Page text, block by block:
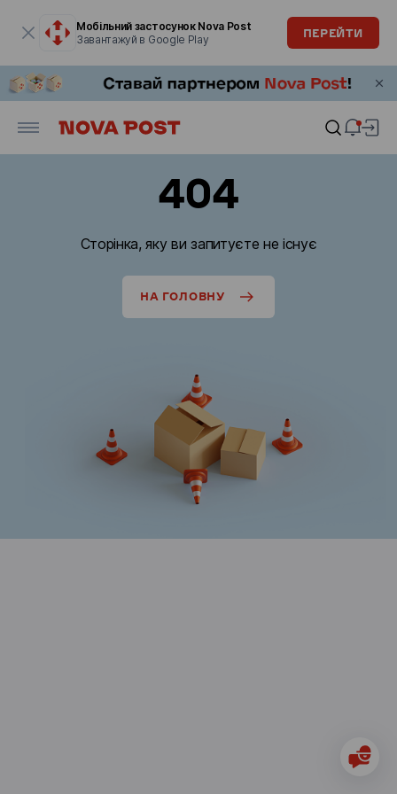
Мобільний застосунок Nova Post
Завантажуй в Google Play
ПЕРЕЙТИ
404
Сторінка, яку ви запитуєте не існує
НА ГОЛОВНУ